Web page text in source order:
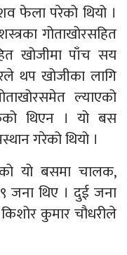
फेला परेको थियो ।
गोताखोरसहित
खोजीमा पाँच सय
थप खोजीका लागि
ल्याएको
थिएन । यो बस
गरेको थियो ।
यो बसमा चालक,
जना थिए । दुई जना
कुमार चौधरीले